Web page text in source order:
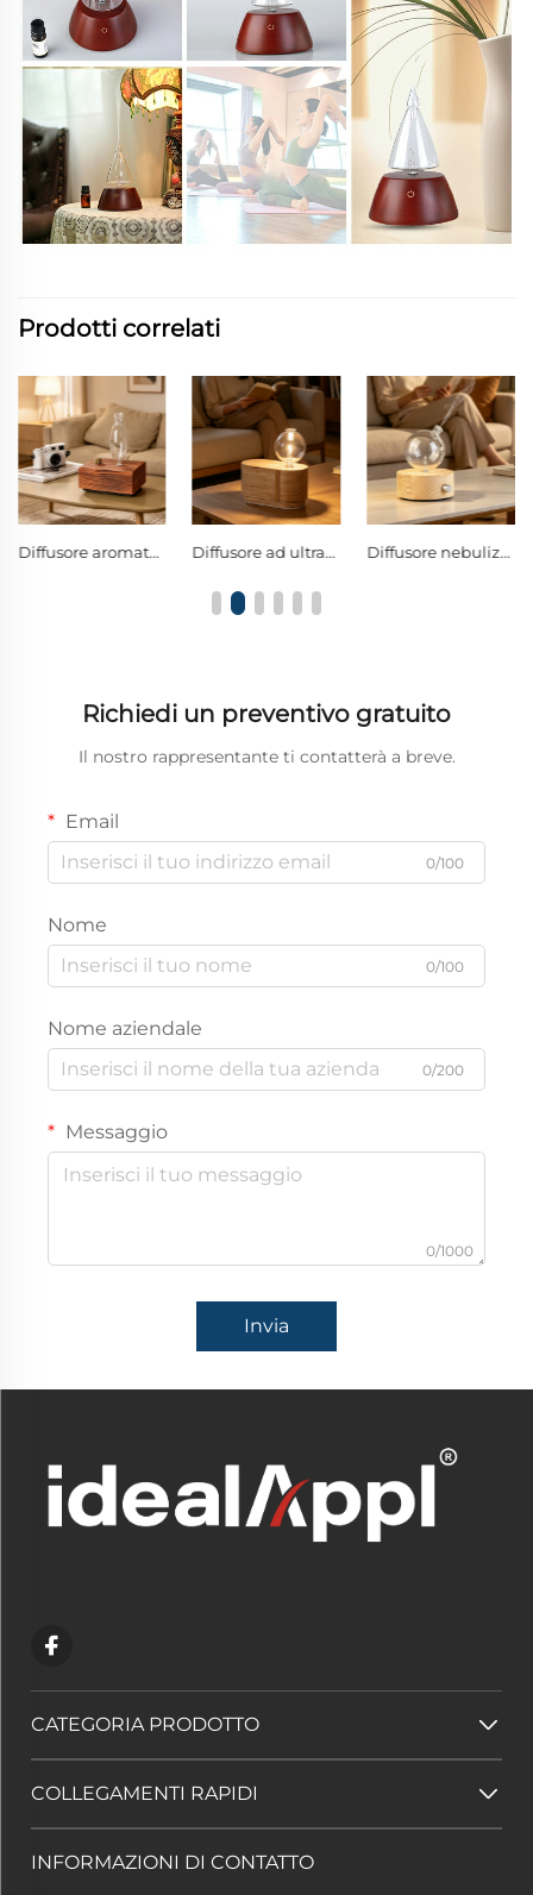
Prodotti correlati
Diffusore aromaterapico nebulizzante senza acqua in vetro scuro con finitura retrò in legno, dotato di manopola singola e luce ambientale calda Diffusore ad ultrasuoni a doppio flusso freddo senza acqua, con strati curvi in legno massello privi di contatto con plastica, diffusore sferico per oli essenziali puri in vetro borosilicato E-glass Diffusore nebulizzante sferico in vetro borosilicato con interruttore singolo e luce notturna LED calda
Richiedi un preventivo gratuito
Il nostro rappresentante ti contatterà a breve.
Email
0/100
Nome
0/100
Nome aziendale
0/200
Messaggio
0/1000
Invia
CATEGORIA PRODOTTO
COLLEGAMENTI RAPIDI
INFORMAZIONI DI CONTATTO